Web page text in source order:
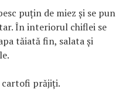
puţin de miez şi se pun
În interiorul chiflei se
tăiată fin, salata şi
cartofi prăjiţi.